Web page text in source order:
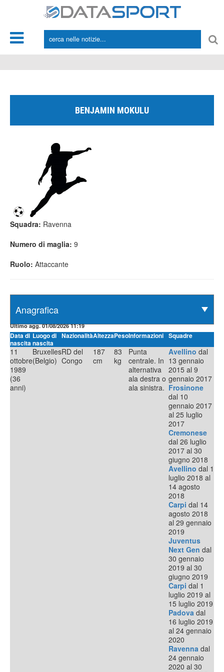
BENJAMIN MOKULU
Squadra: Ravenna
Numero di maglia: 9
Ruolo: Attaccante
Ultimo agg. 01/08/2026 11:19
Data di
nascita
Luogo di
nascita
NazionalitàAltezzaPesoInformazioni Squadre
11
ottobre
1989
(36
anni)
Bruxelles
(Belgio)
RD del
Congo
187
cm
83
kg
Punta
centrale. In
alternativa
ala destra o
ala sinistra.
Avellino dal
13 gennaio
2015 al 9
gennaio 2017
Frosinone
dal 10
gennaio 2017
al 25 luglio
2017
Cremonese
dal 26 luglio
2017 al 30
giugno 2018
Avellino dal 1
luglio 2018 al
14 agosto
2018
Carpi dal 14
agosto 2018
al 29 gennaio
2019
Juventus
Next Gen dal
30 gennaio
2019 al 30
giugno 2019
Carpi dal 1
luglio 2019 al
15 luglio 2019
Padova dal
16 luglio 2019
al 24 gennaio
2020
Ravenna dal
24 gennaio
2020 al 30